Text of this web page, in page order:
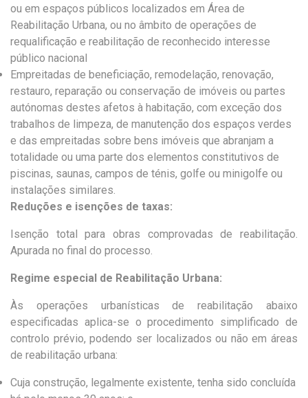
ou em espaços públicos localizados em Área de
Reabilitação Urbana, ou no âmbito de operações de
requalificação e reabilitação de reconhecido interesse
público nacional
Empreitadas de beneficiação, remodelação, renovação,
restauro, reparação ou conservação de imóveis ou partes
autónomas destes afetos à habitação, com exceção dos
trabalhos de limpeza, de manutenção dos espaços verdes
e das empreitadas sobre bens imóveis que abranjam a
totalidade ou uma parte dos elementos constitutivos de
piscinas, saunas, campos de ténis, golfe ou minigolfe ou
instalações similares.
Reduções e isenções de taxas:
Isenção total para obras comprovadas de reabilitação.
Apurada no final do processo.
Regime especial de Reabilitação Urbana:
Às operações urbanísticas de reabilitação abaixo
especificadas aplica-se o procedimento simplificado de
controlo prévio, podendo ser localizados ou não em áreas
de reabilitação urbana:
Cuja construção, legalmente existente, tenha sido concluída